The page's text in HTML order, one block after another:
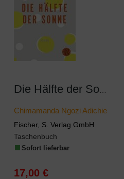
Chimamanda Ngozi Adichie
Fischer, S. Verlag GmbH
Taschenbuch
Sofort lieferbar
17,00 €